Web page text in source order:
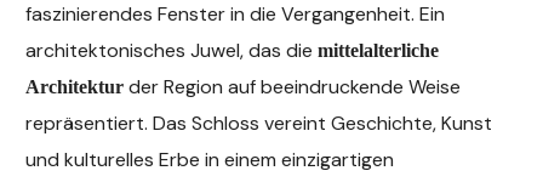
faszinierendes Fenster in die Vergangenheit. Ein
architektonisches Juwel, das diemittelalterliche
Architektur der Region auf beeindruckende Weise
repräsentiert. Das Schloss vereint Geschichte, Kunst
und kulturelles Erbe in einem einzigartigen